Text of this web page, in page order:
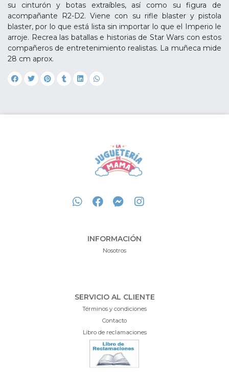
su cinturón y botas extraíbles, así como su figura de
acompañante R2-D2. Viene con su rifle blaster y pistola
blaster, por lo que está lista sin importar lo que el Imperio le
arroje. Recrea las batallas e historias de Star Wars con estos
compañeros de entretenimiento realistas. La muñeca mide
28 cm aprox.
INFORMACIÓN
Nosotros
SERVICIO AL CLIENTE
Términos y condiciones
Contacto
Libro de reclamaciones